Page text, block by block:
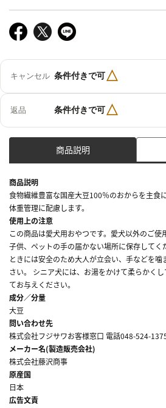
キャンセル 条件付きで可△
返品 条件付きで可△
商品説明
商品説明
食物繊維豊富な国産大豆100％のおからを主食
体重管理に配慮します。
使用上の注意
この商品は愛犬用おやつです。愛犬以外のご使
子供、ペットの手の届かない場所に保存してく
ときには安全のため大人が立会い、手などを
さい。 シニア犬には、お湯をかけて柔らかく
てお与えください。
成分／分量
大豆
問い合わせ先
株式会社フジサワお客様窓口 電話048-524-
メーカー名(製造販売会社)
株式会社藤沢商事
原産国
日本
広告文責